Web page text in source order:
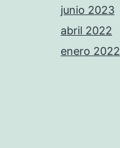
junio 2023
abril 2022
enero 2022